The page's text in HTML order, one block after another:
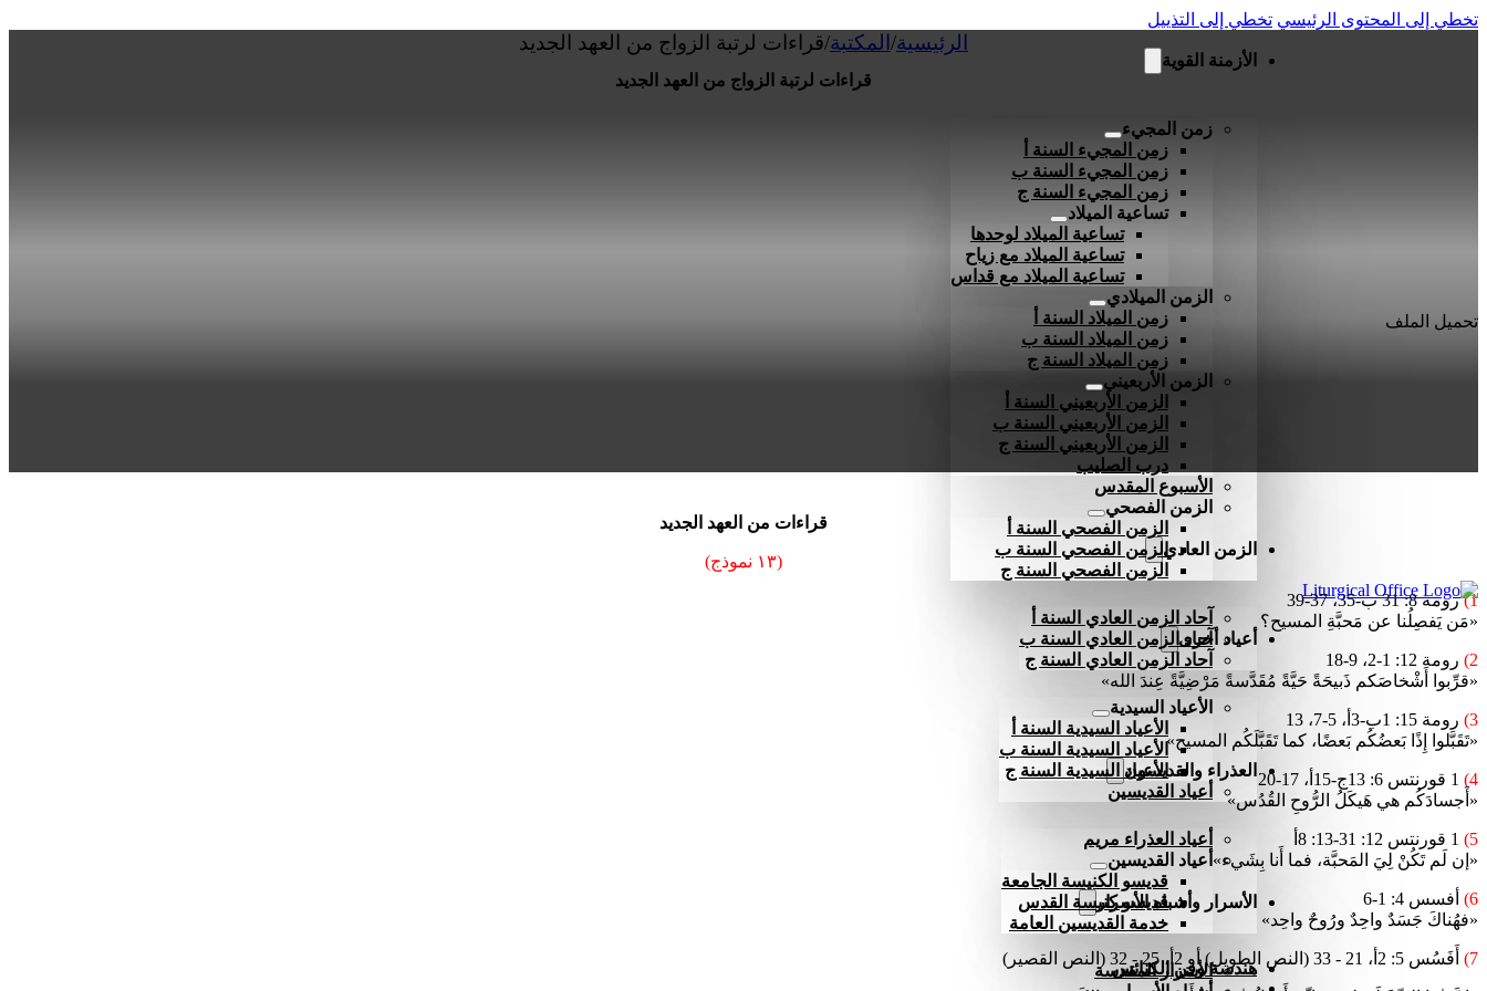
تخطي إلى المحتوى الرئيسي تخطي إلى التذييل
الأزمنة القوية
زمن المجيء
زمن المجيء السنة أ
زمن المجيء السنة ب
زمن المجيء السنة ج
تساعية الميلاد
تساعية الميلاد لوحدها
تساعية الميلاد مع زياح
تساعية الميلاد مع قداس
الزمن الميلادي
زمن الميلاد السنة أ
زمن الميلاد السنة ب
زمن الميلاد السنة ج
الزمن الأربعيني
الزمن الأربعيني السنة أ
الزمن الأربعيني السنة ب
الزمن الأربعيني السنة ج
درب الصليب
الأسبوع المقدس
الزمن الفصحي
الزمن الفصحي السنة أ
الزمن الفصحي السنة ب
الزمن الفصحي السنة ج
الزمن العادي
آحاد الزمن العادي السنة أ
آحاد الزمن العادي السنة ب
آحاد الزمن العادي السنة ج
أعياد أخرى
الأعياد السيدية
الأعياد السيدية السنة أ
الأعياد السيدية السنة ب
الأعياد السيدية السنة ج
أعياد القديسين
العذراء والقديسون
أعياد العذراء مريم
أعياد القديسين
قديسو الكنيسة الجامعة
قديسو كنيسة القدس
خدمة القديسين العامة
الأسرار وأشباه الأسرار
الأسرار المقدسة
هندسة وفن الكنائس
الرئيسية/ المكتبة/قراءات لرتبة الزواج من العهد الجديد
قراءات لرتبة الزواج من العهد الجديد
تحميل الملف
قراءات من العهد الجديد
(١٣ نموذج)
1) رومة 8: 31 ب-35، 37-39
«مَن يَفصِلُنا عن مَحبَّةِ المسيح؟
2)
رومة 12: 1-2، 9-18
«قرِّبوا أَشْخاصَكم ذَبيحَةً حَيَّةً مُقَدَّسةً مَرْضِيَّةً عِندَ الله»
3) رومة 15: 1ب-3أ، 5-7، 13
«تَقَبَّلوا إِذًا بَعضُكُم بَعضًا، كما تَقَبَّلَكُم المسيح»
4)
«أَجسادَكُم هي هَيكَلُ الرُّوحِ القُدُس»
5)
«إن لَم تَكُنْ لِيَ المَحبَّة، فما أَنا بِشَيء»
6)
أفسس 4: 1-6
«فهُناكَ جَسَدٌ واحِدٌ ورُوحٌ واحِد»
7) أَفَسُس 5: 2أ، 21 - 33 (النص الطويل) أو 2أ، 25 - 32 (النص القصير)